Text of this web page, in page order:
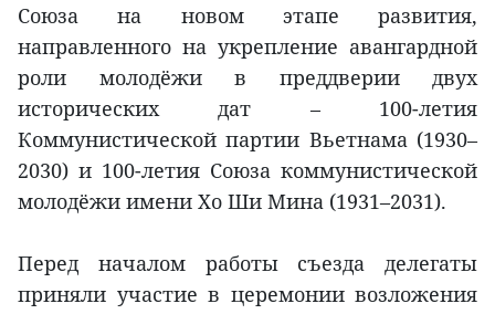
Союза на новом этапе развития,
направленного на укрепление авангардной
роли молодёжи в преддверии двух
исторических дат – 100-летия
Коммунистической партии Вьетнама (1930–
2030) и 100-летия Союза коммунистической
молодёжи имени Хо Ши Мина (1931–2031).
Перед началом работы съезда делегаты
приняли участие в церемонии возложения